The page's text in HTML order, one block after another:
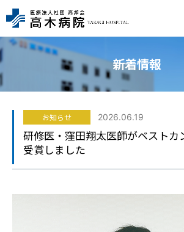
アクセス
HOME
ご来院の方へ
診療科・センター
新着情報
お知らせ 2026.06.19
研修医・窪田翔太医師がベストカ
受賞しました